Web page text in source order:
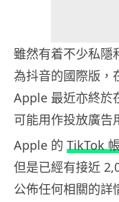
雖然有着不少私隱
為抖音的國際版，
Apple 最近亦終於
可能用作投放廣告
Apple 的 TikTok
但是已經有接近
公佈任何相關的詳